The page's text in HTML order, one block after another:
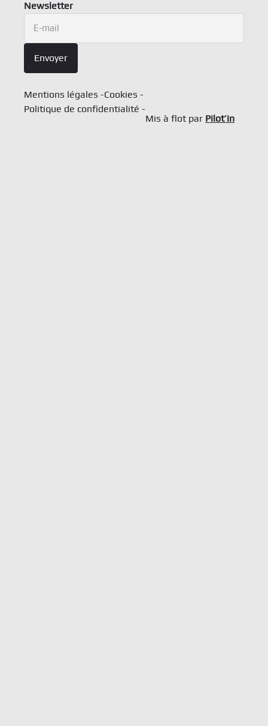
Newsletter
E-mail
Envoyer
Mentions légales
Cookies
Politique de confidentialité
Mis à flot par Pilot’in